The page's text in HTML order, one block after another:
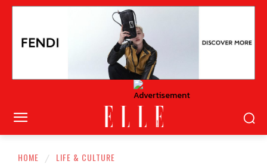
HOME LIFE & CULTURE